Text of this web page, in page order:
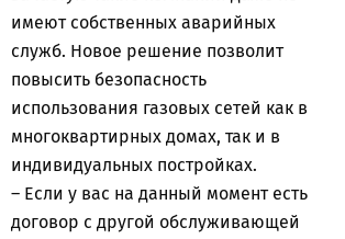
имеют собственных аварийных
служб. Новое решение позволит
повысить безопасность
использования газовых сетей как в
многоквартирных домах, так и в
индивидуальных постройках.
– Если у вас на данный момент есть
договор с другой обслуживающей